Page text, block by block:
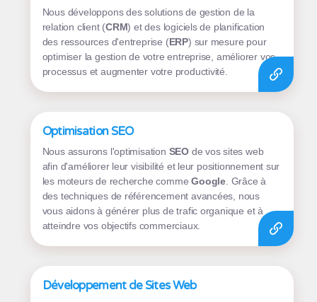
Nous développons des solutions de gestion de la
relation client (CRM) et des logiciels de planification
des ressources d'entreprise (ERP) sur mesure pour
optimiser la gestion de votre entreprise, améliorer vos
processus et augmenter votre productivité.
Optimisation SEO
Nous assurons l'optimisation SEOde vos sites web
afin d'améliorer leur visibilité et leur positionnement sur
les moteurs de recherche commeGoogle. Grâce à
des techniques de référencement avancées, nous
vous aidons à générer plus de trafic organique et à
atteindre vos objectifs commerciaux.
Développement de Sites Web